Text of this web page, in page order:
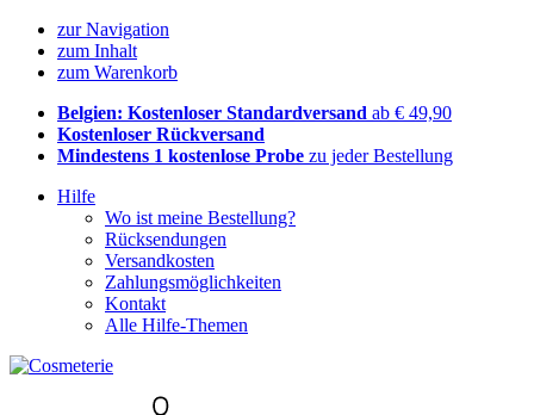
zur Navigation
zum Inhalt
zum Warenkorb
Belgien: Kostenloser Standardversand ab € 49,90
Kostenloser Rückversand
Mindestens 1 kostenlose Probe zu jeder Bestellung
Hilfe
Wo ist meine Bestellung?
Rücksendungen
Versandkosten
Zahlungsmöglichkeiten
Kontakt
Alle Hilfe-Themen